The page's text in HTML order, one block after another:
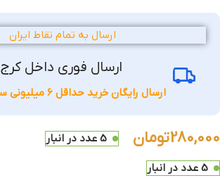
ارسال به تمام نقاط ایران
ارسال فوری داخل کرج
ارسال رایگان خرید حداقل 6 میلیونی سراسر ایران
280,000تومان 5 عدد در انبار
5 عدد در انبار